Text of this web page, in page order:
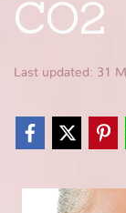
CO2
Last updated: 31